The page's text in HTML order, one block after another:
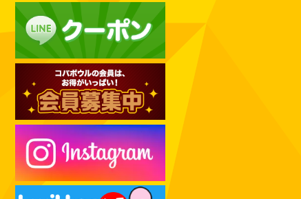
2025年03月
2025年02月
2025年01月
2024年12月
2024年11月
2024年10月
2024年09月
2024年08月
2024年07月
2024年06月